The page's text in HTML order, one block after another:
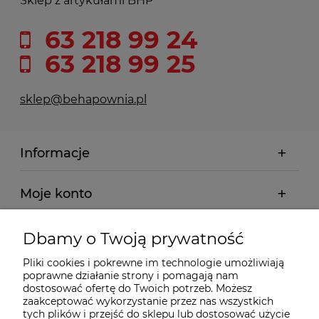
63 218 99 24
63 218 99 25
sklep@behapownia.pl
Informacje
Moje konto
Płatności i dostawa
Wybrane Kategorie
Wybrane Marki
Dbamy o Twoją prywatność
Pliki cookies i pokrewne im technologie umożliwiają
poprawne działanie strony i pomagają nam
dostosować ofertę do Twoich potrzeb. Możesz
zaakceptować wykorzystanie przez nas wszystkich
tych plików i przejść do sklepu lub dostosować użycie